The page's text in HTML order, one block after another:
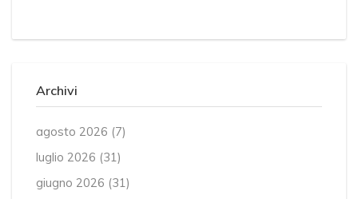
Archivi
agosto 2026 (7)
luglio 2026 (31)
giugno 2026 (31)